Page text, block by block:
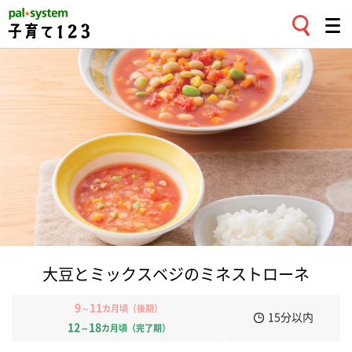
大豆とミックスベジのミネストローネ
9～ 11 カ月頃（後期）
12 ～ 18カ月頃（完了期）
15分以内